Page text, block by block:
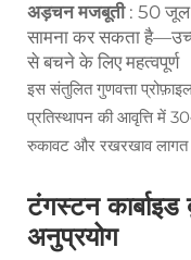
अड़चन मजबूती : 50 जूल
सामना कर सकता
से बचने के लिए महत्वपूर्ण
इस संतुलित गुणवत्ता
प्रतिस्थापन की आवृत्ति में
रुकावट और रखरखाव लागत
टंगस्टन
अनुप्रयोग